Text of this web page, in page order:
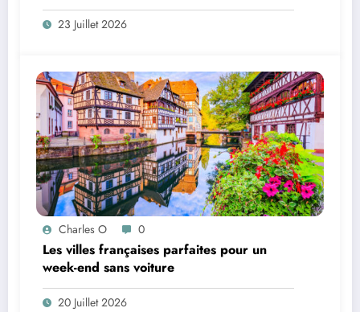
23 Juillet 2026
Charles O 0
Les villes françaises parfaites pour un
week-end sans voiture
20 Juillet 2026